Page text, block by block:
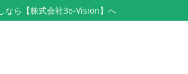
なら【株式会社3e-Vision】へ